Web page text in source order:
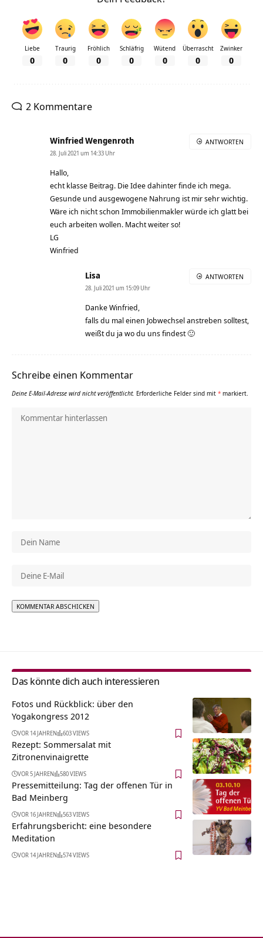
Liebe
0
Traurig
0
Fröhlich
0
Schläfrig
0
Wütend
0
Überrascht
0
Zwinker
0
2 Kommentare
Winfried Wengenroth
28. Juli 2021 um 14:33 Uhr
Hallo,
echt klasse Beitrag. Die Idee dahinter finde ich mega.
Gesunde und ausgewogene Nahrung ist mir sehr wichtig.
Wäre ich nicht schon Immobilienmakler würde ich glatt bei
euch arbeiten wollen. Macht weiter so!
LG
Winfried
ANTWORTEN
Lisa
28. Juli 2021 um 15:09 Uhr
Danke Winfried,
falls du mal einen Jobwechsel anstreben solltest,
weißt du ja wo du uns findest 🙂
ANTWORTEN
Schreibe einen Kommentar
Deine E-Mail-Adresse wird nicht veröffentlicht. Erforderliche Felder sind mit * markiert.
Das könnte dich auch interessieren
Fotos und Rückblick: über den
Yogakongress 2012
VOR 14 JAHREN 603 VIEWS
Rezept: Sommersalat mit
Zitronenvinaigrette
VOR 5 JAHREN 580 VIEWS
Pressemitteilung: Tag der offenen Tür in
Bad Meinberg
VOR 16 JAHREN 563 VIEWS
Erfahrungsbericht: eine besondere
Meditation
VOR 14 JAHREN 574 VIEWS